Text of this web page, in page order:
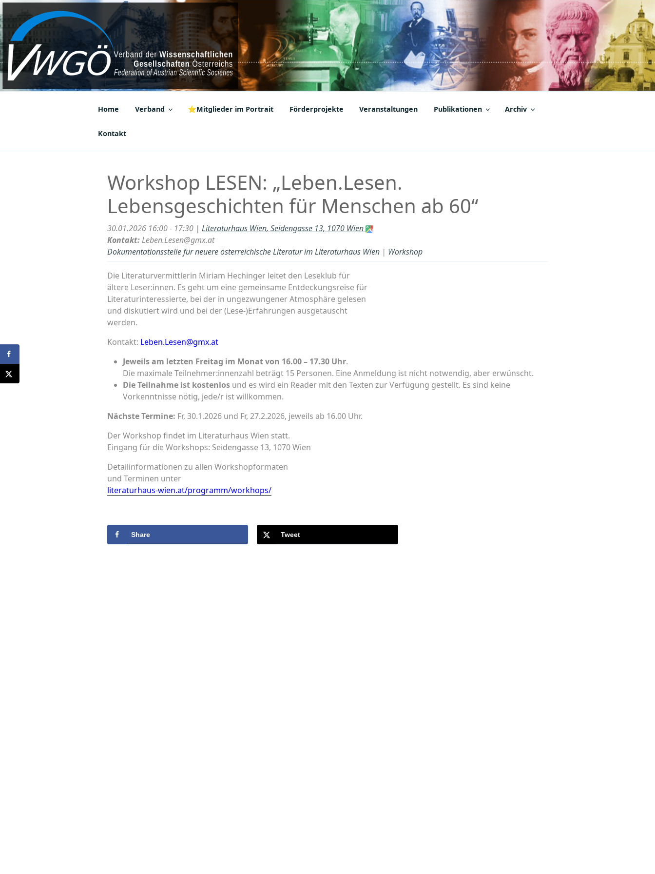
Zum
Inhalt
springen
VWGÖ
Federation of Austrian Scientific Societies
Home Verband ⭐Mitglieder im Portrait Förderprojekte Veranstaltungen Publikationen Archiv
Kontakt
Workshop LESEN: „Leben.Lesen.
Lebensgeschichten für Menschen ab 60“
30.01.2026 16:00 - 17:30 | Literaturhaus Wien, Seidengasse 13, 1070 Wien
Kontakt:Leben.Lesen@gmx.at
Dokumentationsstelle für neuere österreichische Literatur im Literaturhaus Wien | Workshop
Die Literaturvermittlerin Miriam Hechinger leitet den Leseklub für
ältere Leser:innen. Es geht um eine gemeinsame Entdeckungsreise für
Literaturinteressierte, bei der in ungezwungener Atmosphäre gelesen
und diskutiert wird und bei der (Lese-)Erfahrungen ausgetauscht
werden.
Kontakt: Leben.Lesen@gmx.at
Jeweils am letzten Freitag im Monat von 16.00 – 17.30 Uhr.
Die maximale Teilnehmer:innenzahl beträgt 15 Personen. Eine Anmeldung ist nicht notwendig, aber erwünscht.
Die Teilnahme ist kostenlos und es wird ein Reader mit den Texten zur Verfügung gestellt. Es sind keine
Vorkenntnisse nötig, jede/r ist willkommen.
Nächste Termine: Fr, 30.1.2026 und Fr, 27.2.2026, jeweils ab 16.00 Uhr.
Der Workshop findet im Literaturhaus Wien statt.
Eingang für die Workshops: Seidengasse 13, 1070 Wien
Detailinformationen zu allen Workshopformaten
und Terminen unter
literaturhaus-wien.at/programm/workhops/
Share Tweet